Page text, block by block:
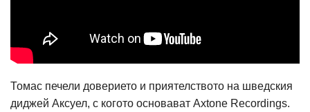
Томас печели доверието и приятелството на шведския
диджей Аксуел, с когото основават Axtone Recordings.